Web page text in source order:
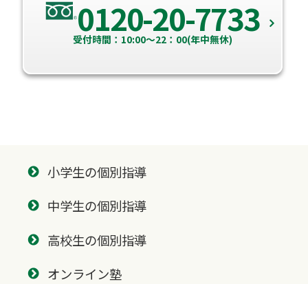
0120-20-7733
受付時間：10:00～22：00(年中無休)
小学生の個別指導
中学生の個別指導
高校生の個別指導
オンライン塾